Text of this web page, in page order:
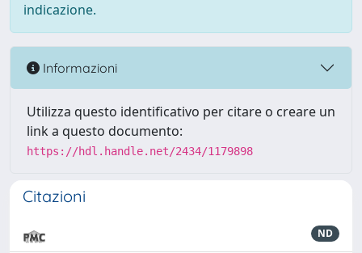
indicazione.
Informazioni
Utilizza questo identificativo per citare o creare un
link a questo documento:
https://hdl.handle.net/2434/1179898
Citazioni
ND